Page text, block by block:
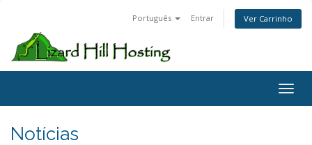
Português Entrar Ver Carrinho
Notícias